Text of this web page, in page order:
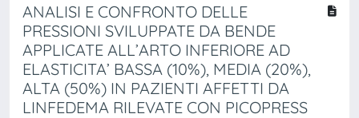
ANALISI E CONFRONTO DELLE
PRESSIONI SVILUPPATE DA BENDE
APPLICATE ALL’ARTO INFERIORE AD
ELASTICITA’ BASSA (10%), MEDIA (20%),
ALTA (50%) IN PAZIENTI AFFETTI DA
LINFEDEMA RILEVATE CON PICOPRESS